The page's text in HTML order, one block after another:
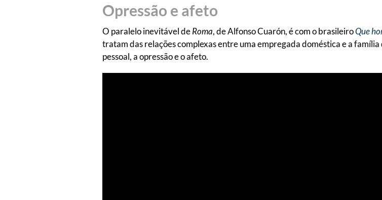
Opressão e afeto
O paralelo inevitável deRoma, de Alfonso Cuarón, é com o brasileiroQue
tratam das relações complexas entre uma empregada doméstica e a
pessoal, a opressão e o afeto.